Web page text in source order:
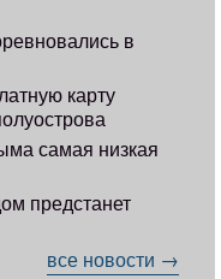
в
карту
самая низкая
предстанет
все новости →